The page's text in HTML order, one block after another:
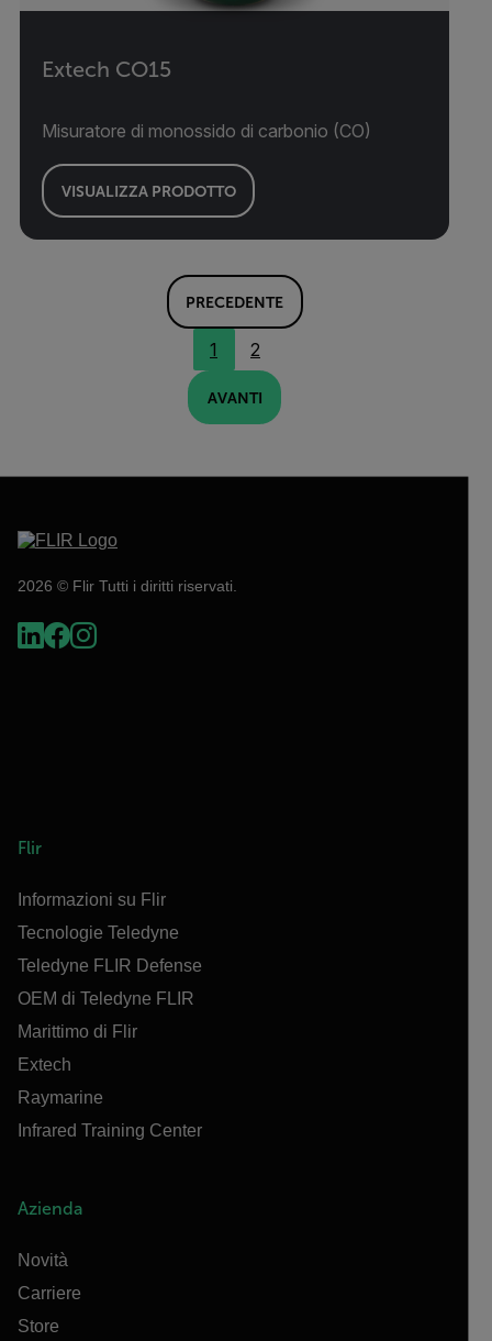
Extech CO15
Misuratore di monossido di carbonio (CO)
VISUALIZZA PRODOTTO
PRECEDENTE
1 2
AVANTI
2026 © Flir Tutti i diritti riservati.
Flir
Informazioni su Flir
Tecnologie Teledyne
Teledyne FLIR Defense
OEM di Teledyne FLIR
Marittimo di Flir
Extech
Raymarine
Infrared Training Center
Azienda
Novità
Carriere
Store